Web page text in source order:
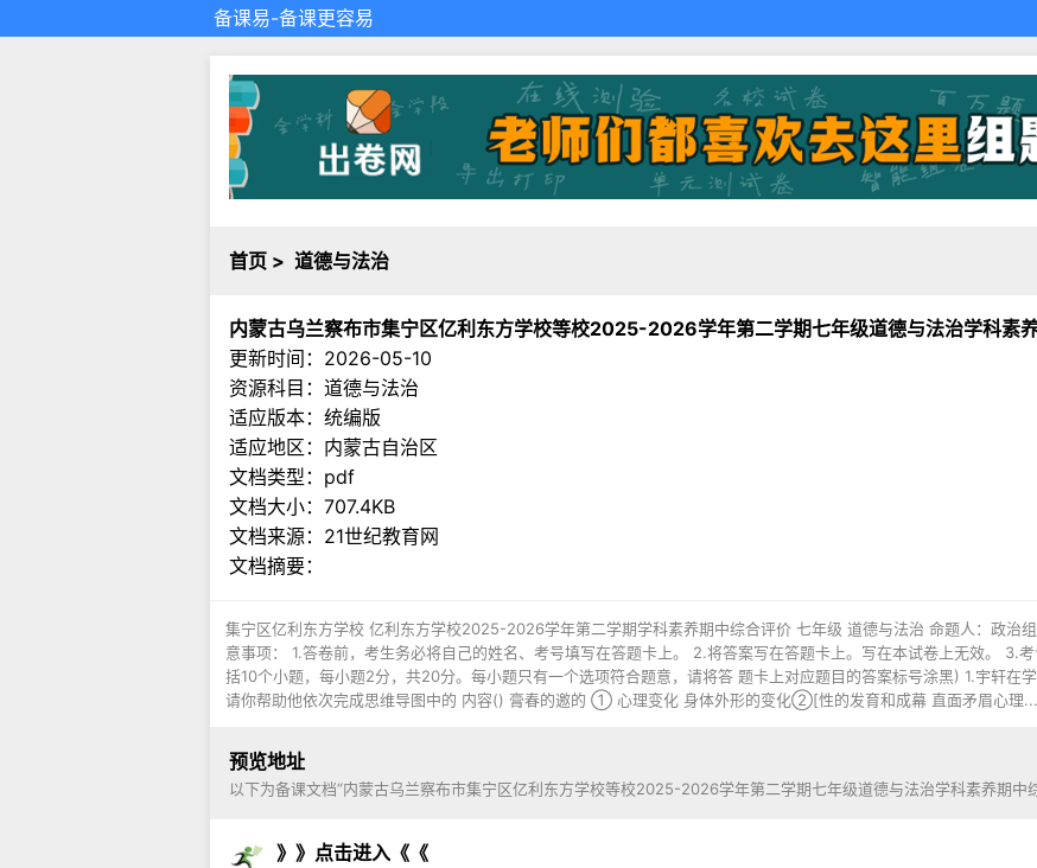
备课易-备课更容易
首页 > 道德与法治
内蒙古乌兰察布市集宁区亿利东方学校等校2025-2026学年第二学期七年级道德与法治学科素
更新时间：2026-05-10
资源科目：道德与法治
适应版本：统编版
适应地区：内蒙古自治区
文档类型：pdf
文档大小：707.4KB
文档来源： 21世纪教育网
文档摘要：
集宁区亿利东方学校 亿利东方学校2025-2026学年第二学期学科素养期中综合评价 七年级 道德与法治 命题人：政治
意事项： 1.答卷前，考生务必将自己的姓名、考号填写在答题卡上。 2.将答案写在答题卡上。写在本试卷上无效。 3.
括10个小题，每小题2分，共20分。每小题只有一个选项符合题意，请将答 题卡上对应题目的答案标号涂黑) 1.宇轩在
请你帮助他依次完成思维导图中的 内容() 膏春的邀的 ① 心理变化 身体外形的变化②[性的发育和成幕 直面矛眉心理...
预览地址
以下为备课文档“内蒙古乌兰察布市集宁区亿利东方学校等校2025-2026学年第二学期七年级道德与法治学科素养期中
》》点击进入《《